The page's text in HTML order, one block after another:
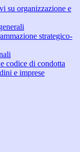
su organizzazione e
strategico-
codice di condotta
e imprese